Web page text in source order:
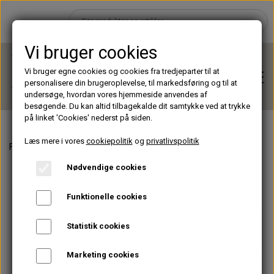
Brands
Forside Accessories Diverse Termo- og hygrometer digitalt
Vi bruger cookies
Vi bruger egne cookies og cookies fra tredjeparter til at
personalisere din brugeroplevelse, til markedsføring og til at
undersøge, hvordan vores hjemmeside anvendes af
besøgende. Du kan altid tilbagekalde dit samtykke ved at trykke
på linket 'Cookies' nederst på siden.
Læs mere i vores cookiepolitikog privatlivspolitik
Nødvendige cookies
Funktionelle cookies
Statistik cookies
Marketing cookies